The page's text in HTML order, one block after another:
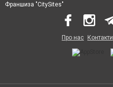
Франшиза "CitySites"
Про нас Контакти